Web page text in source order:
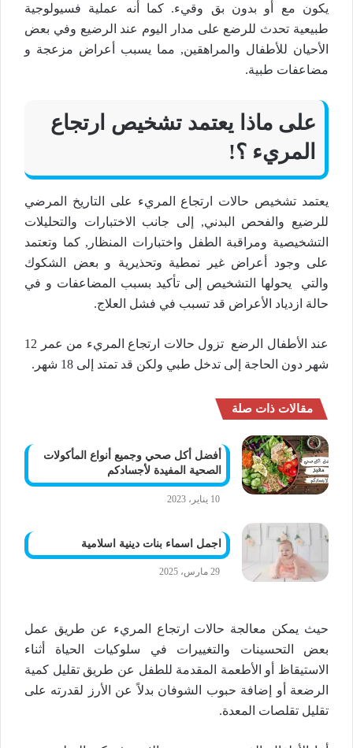
يكون مع أو بدون بق وقيء. كما أنه عملية فسيولوجية
طبيعية تحدث للرضع على مدار اليوم عند الرضيع وفي بعض
الأحيان للأطفال والمراهقين, مما يسبب أعراض مزعجة و
مضاعفات طبية.
على ماذا يعتمد تشخيص ارتجاع
المريء ؟!
يعتمد تشخيص حالات ارتجاع المريء على التاريخ المرضي
للرضيع والفحص البدني, إلى جانب الاختبارات والتحليلات
التشخيصية ومراقبة الطفل واختبارات المنظار, كما وتعتمد
على وجود أعراض غير نمطية وتحذيرية و بعض الشكوك
والتي يحولها التشخيص إلى تأكيد بسبب المضاعفات و في
حالة ازدياد الأعراض قد تسبب في فشل العلاج.
عند الأطفال الرضع تزول حالات ارتجاع المريء من عمر 12
شهر دون الحاجة إلى تدخل طبي ولكن قد تمتد إلى 18 شهر.
مقالات ذات صلة
أفضل أكل صحي وجميع أنواع المأكولات
الصحية المفيدة لأجسادكم
10 يناير، 2023
اجمل اسماء بنات دينية اسلامية
29 مارس، 2025
حيث يمكن معالجة حالات ارتجاع المريء عن طريق عمل
بعض التحسينات والتغييرات في سلوكيات الحياة أثناء
الاستيقاظ أو الأطعمة المقدمة للطفل عن طريق تقليل كمية
الرضعة أو إضافة حبوب الشوفان بدلاً عن الأرز لقدرته على
تقليل تقلصات المعدة.